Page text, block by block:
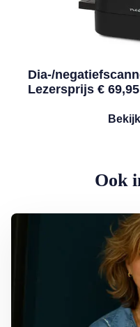
Dia-/
Lezersprijs € 69,95
Ook
Lees meer over Jacqueline